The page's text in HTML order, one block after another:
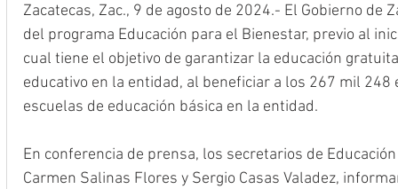
Zacatecas, Zac., 9 de agosto de 2024.- El Gobierno de
del programa Educación para el Bienestar, previo al
cual tiene el objetivo de garantizar la educación
educativo en la entidad, al beneficiar a los 267 mil
escuelas de educación básica en la entidad.
En conferencia de prensa, los secretarios de
Carmen Salinas Flores y Sergio Casas Valadez,